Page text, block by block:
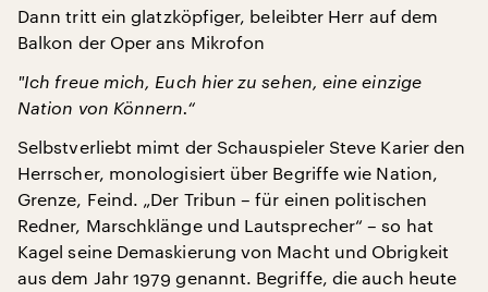
Dann tritt ein glatzköpfiger, beleibter Herr auf dem
Balkon der Oper ans Mikrofon
"Ich freue mich, Euch hier zu sehen, eine einzige
Nation von Könnern.“
Selbstverliebt mimt der Schauspieler Steve Karier den
Herrscher, monologisiert über Begriffe wie Nation,
Grenze, Feind. „Der Tribun – für einen politischen
Redner, Marschklänge und Lautsprecher“ – so hat
Kagel seine Demaskierung von Macht und Obrigkeit
aus dem Jahr 1979 genannt. Begriffe, die auch heute